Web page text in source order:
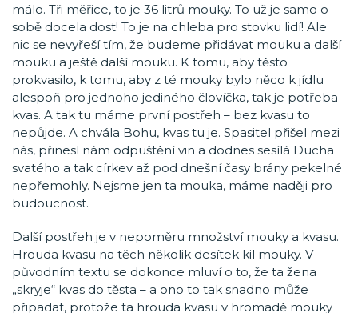
málo. Tři měřice, to je 36 litrů mouky. To už je samo o
sobě docela dost! To je na chleba pro stovku lidí! Ale
nic se nevyřeší tím, že budeme přidávat mouku a další
mouku a ještě další mouku. K tomu, aby těsto
prokvasilo, k tomu, aby z té mouky bylo něco k jídlu
alespoň pro jednoho jediného človíčka, tak je potřeba
kvas. A tak tu máme první postřeh – bez kvasu to
nepůjde. A chvála Bohu, kvas tu je. Spasitel přišel mezi
nás, přinesl nám odpuštění vin a dodnes sesílá Ducha
svatého a tak církev až pod dnešní časy brány pekelné
nepřemohly. Nejsme jen ta mouka, máme naději pro
budoucnost.
Další postřeh je v nepoměru množství mouky a kvasu.
Hrouda kvasu na těch několik desítek kil mouky. V
původním textu se dokonce mluví o to, že ta žena
„skryje“ kvas do těsta – a ono to tak snadno může
připadat, protože ta hrouda kvasu v hromadě mouky